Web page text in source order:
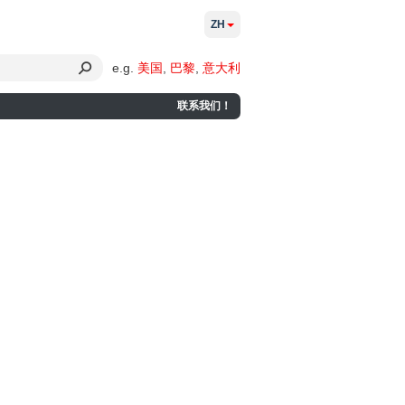
e.g. 美国 巴黎 意大利
联系我们！
ZH